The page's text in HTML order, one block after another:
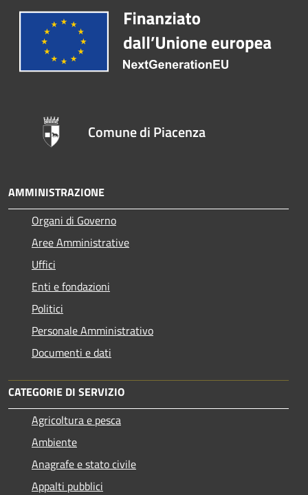
Comune di Piacenza
AMMINISTRAZIONE
Organi di Governo
Aree Amministrative
Uffici
Enti e fondazioni
Politici
Personale Amministrativo
Documenti e dati
CATEGORIE DI SERVIZIO
Agricoltura e pesca
Ambiente
Anagrafe e stato civile
Appalti pubblici